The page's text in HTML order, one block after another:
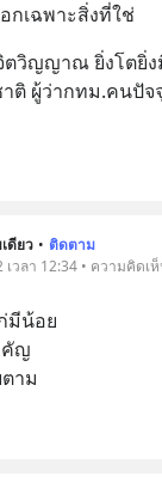
กเฉพาะสิ่งที่ใช่
วิญญาณ ยิ่งโตยิ่ง
ติ ผู้ว่ากทม.คนปัจ
ดียว • ติดตาม
เวลา 12:34 • ความคิดเ
มีน้อย
คัญ
าม